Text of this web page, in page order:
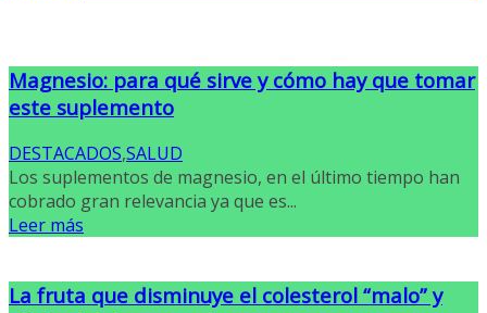
Magnesio: para qué sirve y cómo hay que tomar
este suplemento
DESTACADOS,SALUD
Los suplementos de magnesio, en el último tiempo han
cobrado gran relevancia ya que es...
Leer más
La fruta que disminuye el colesterol “malo” y